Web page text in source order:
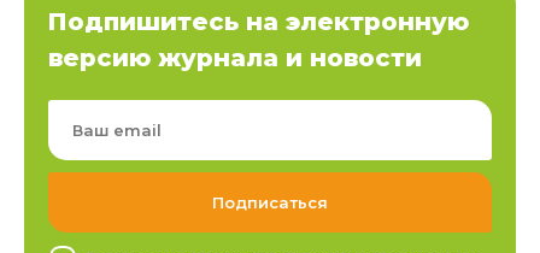
Подпишитесь на электронную
версию журнала и новости